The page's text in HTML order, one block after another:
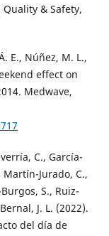
& Safety,
E., Núñez, M. L.,
effect on
Medwave,
C., García-
Jurado, C.,
S., Ruiz-
J. L. (2022).
del día de